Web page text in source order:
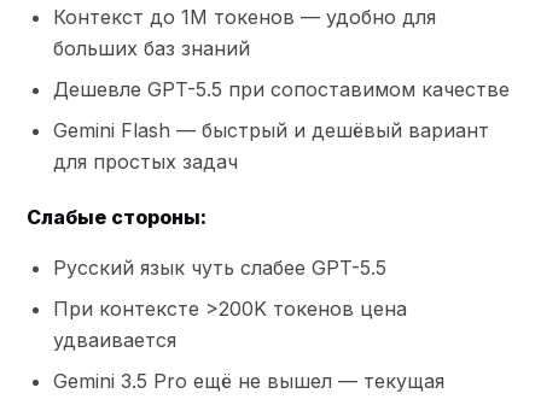
Контекст до 1M токенов — удобно для
больших баз знаний
Дешевле GPT-5.5 при сопоставимом качестве
Gemini Flash — быстрый и дешёвый вариант
для простых задач
Слабые стороны:
Русский язык чуть слабее GPT-5.5
При контексте >200K токенов цена
удваивается
Gemini 3.5 Pro ещё не вышел — текущая